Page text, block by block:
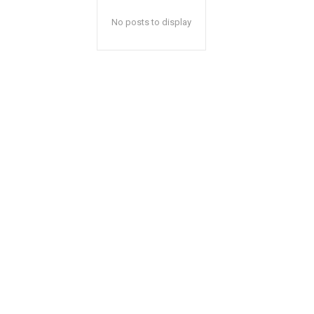
No posts to display